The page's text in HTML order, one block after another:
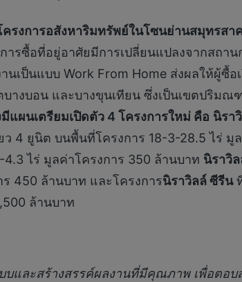
รงการอสังหาริมทรัพย์ในโซนย่านสมุทรสา
ารซื้อที่อยู่อาศัยมีการเปลี่ยนแปลงจากสถา
เป็นแบบ Work From Home ส่งผลให้ผู้ซื้อ
งบอน และบางขุนเทียน ซึ่งเป็นเขตปริมณ
แผนเตรียมเปิดตัว 4 โครงการใหม่ คือ นิรา
4 ยูนิต บนพื้นที่โครงการ 18-3-28.5 ไร่ มู
ไร่ มูลค่าโครงการ 350 ล้านบาท นิราวิ
450 ล้านบาท และโครงการนิราวิลล์ ซีรีน
ล้านบาท
บและสร้างสรรค์ผลงานที่มีคุณภาพ เพื่อตอ